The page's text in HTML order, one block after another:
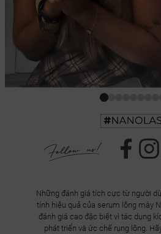
Những đánh giá tích cực từ người
tính hiệu quả của serum lông mày
đánh giá cao đặc biệt vì tác dụng
phát triển và ức chế rụng lông.